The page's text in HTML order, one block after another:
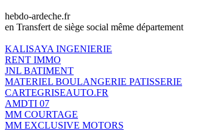
hebdo-ardeche.fr
en Transfert de siège social même département
KALISAYA INGENIERIE
RENT IMMO
JNL BATIMENT
MATERIEL BOULANGERIE PATISSERIE
CARTEGRISEAUTO.FR
AMDTI 07
MM COURTAGE
MM EXCLUSIVE MOTORS